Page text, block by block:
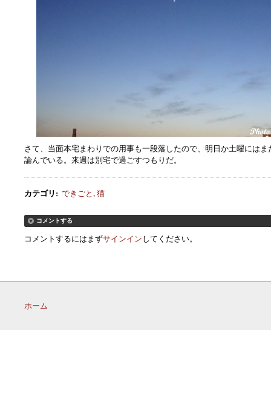
さて、当面本宅まわりでの用事も一段落したので、明日か土曜には
論んでいる。来週は別宅で過ごすつもりだ。
カテゴリ: できごと,猫
コメントする
コメントするにはまずサインインしてください。
ホーム